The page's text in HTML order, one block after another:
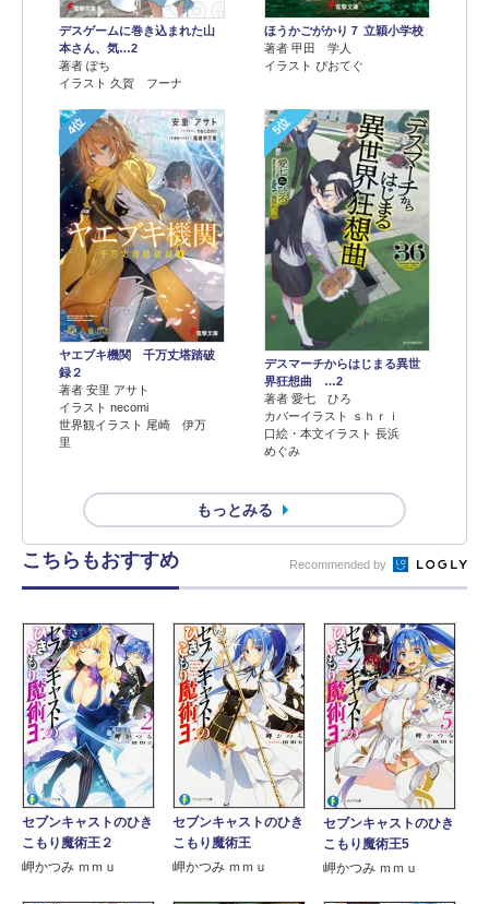
デスゲームに巻き込まれた山
本さん、気…2
著者 ぽち
イラスト 久賀 フーナ
ほうかごがかり７ 立穎小学校
著者 甲田 学人
イラスト ぴおてぐ
4位
ヤエブキ機関 千万丈塔踏破
録２
著者 安里 アサト
イラスト necomi
世界観イラスト 尾崎 伊万
里
5位
デスマーチからはじまる異世
界狂想曲 …2
著者 愛七 ひろ
カバーイラスト ｓｈｒｉ
口絵・本文イラスト 長浜
めぐみ
もっとみる
こちらもおすすめ Recommended by
セブンキャストのひき
こもり魔術王２
岬かつみ ｍｍｕ
セブンキャストのひき
こもり魔術王
岬かつみ ｍｍｕ
セブンキャストのひき
こもり魔術王5
岬かつみ ｍｍｕ